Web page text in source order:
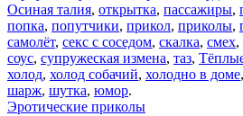
Осиная талия, открытка, пассажиры,
попка, попутчики, прикол, приколы,
самолёт, секс с соседом, скалка, смех,
соус, супружеская измена, таз,
холод, холод собачий, холодно в доме,
шарж, шутка, юмор.
Эротические приколы